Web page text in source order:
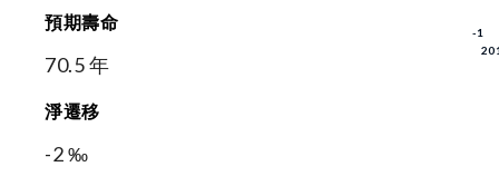
預期壽命
70.5 年
淨遷移
-2 ‰